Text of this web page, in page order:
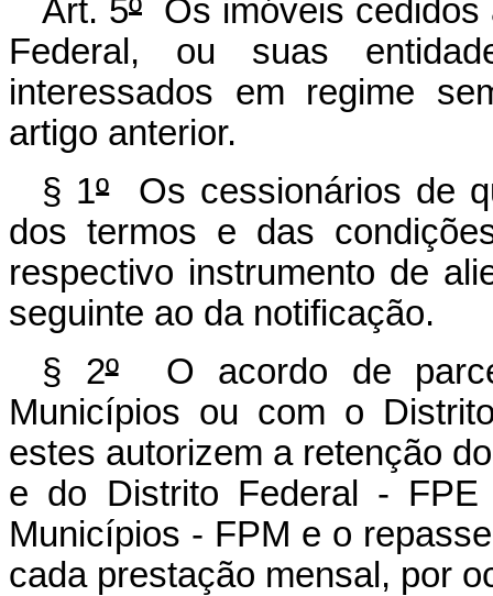
Art. 5º Os imóveis
Federal, ou suas
interessados em regime
artigo anterior.
§ 1ºOs cessionários de
dos termos e das
respectivo instrumento de
seguinte ao da notificação.
§ 2ºO acordo de
Municípios ou com o
estes autorizem a retenção
e do Distrito Federal -
Municípios - FPM e o
cada prestação mensal, por